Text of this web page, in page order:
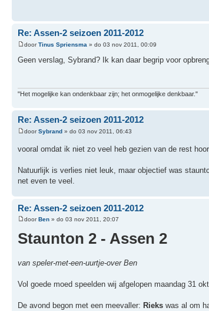
Re: Assen-2 seizoen 2011-2012
doorTinus Spriensma » do 03 nov 2011, 00:09
Geen verslag, Sybrand? Ik kan daar begrip voor
"Het mogelijke kan ondenkbaar zijn; het onmogelijke denkbaar."
Re: Assen-2 seizoen 2011-2012
doorSybrand » do 03 nov 2011, 06:43
vooral omdat ik niet zo veel heb gezien van de rest
Natuurlijk is verlies niet leuk, maar objectief was
net even te veel.
Re: Assen-2 seizoen 2011-2012
doorBen » do 03 nov 2011, 20:07
Staunton 2 - Assen 2
van speler-met-een-uurtje-over Ben
Vol goede moed speelden wij afgelopen maandag 31
De avond begon met een meevaller: Rieks was al om